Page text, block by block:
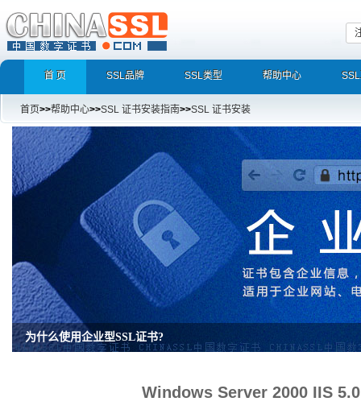
首 页 SSL品牌 SSL类型 帮助中心
首页>>帮助中心>>SSL 证书安装指南>>SSL 证书安装
增强型证书EV SSL，完美支持地址栏显示中文企业名称
Windows Server 2000 IIS